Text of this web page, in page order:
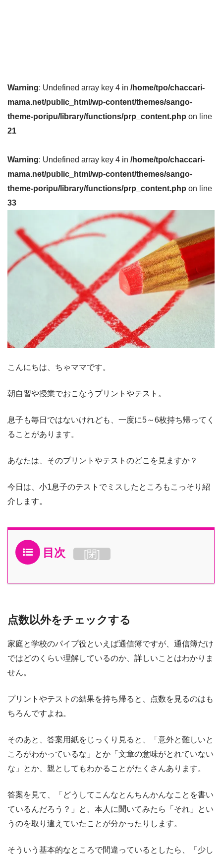
Warning: Undefined array key 4 in /home/tpo/chaccari-
mama.net/public_html/wp-content/themes/sango-
theme-poripu/library/functions/prp_content.php on line
21
Warning: Undefined array key 4 in /home/tpo/chaccari-
mama.net/public_html/wp-content/themes/sango-
theme-poripu/library/functions/prp_content.php on line
33
こんにちは、ちゃママです。
朝自習や授業でおこなうプリントやテスト。
息子も毎日ではないけれども、一度に5～6枚持ち帰ってく
ることがあります。
あなたは、そのプリントやテストのどこを見ますか？
今日は、小1息子のテストでミスしたところもこっそり紹
介します。
目次 [閉]
点数以外をチェックする
家庭と学校のパイプ役といえば通信簿ですが、通信簿だけ
ではどのくらい理解しているのか、詳しいことはわかりま
せん。
プリントやテストの結果を持ち帰ると、点数を見るのはも
ちろんですよね。
そのあと、答案用紙をじっくり見ると、「意外と難しいと
ころがわかっているな」とか「文章の意味がとれていない
な」とか、親としてもわかることがたくさんあります。
答案を見て、「どうしてこんなとんちんかんなことを書い
ているんだろう？」と、本人に聞いてみたら「それ」とい
うのを取り違えていたことが分かったりします。
そういう基本的なところで間違っているとしたら、「少し